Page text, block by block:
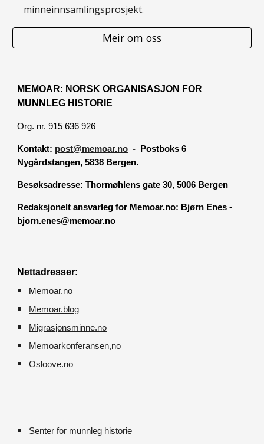
minneinnsamlingsprosjekt.
Meir om oss
MEMOAR: NORSK ORGANISASJON FOR
MUNNLEG HISTORIE
Org. nr. 915 636 926
Kontakt: post@memoar.no - Postboks 6
Nygårdstangen, 5838 Bergen.
Besøksadresse:Thormøhlens gate 30, 5006 Bergen
Redaksjonelt ansvarleg for Memoar.no: Bjørn Enes -
bjorn.enes@memoar.no
Nettadresser:
Memoar.no
Memoar.blog
M igrasjonsminne.no
Memoarkonferansen,no
Osloove.no
Senter for munnleg historie